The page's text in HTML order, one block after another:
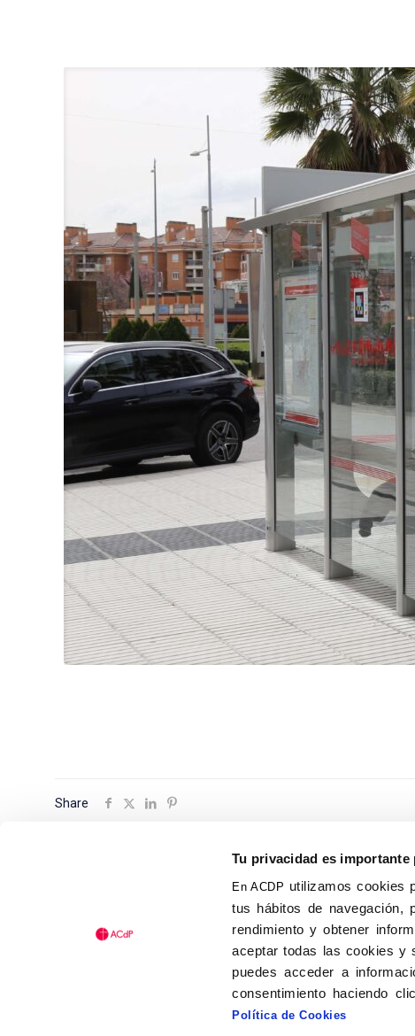
Tu privacidad es importante
En ACDP utilizamos cookies
tus hábitos de navegación,
rendimiento y obtener
aceptar todas las cookies y
puedes acceder a
consentimiento haciendo
Política de Cookies
Share
Calle Isaac Peral, 58 C.P.:
Tel (+34) 91 456 63 27
Fax: (+34) 91 535 19 98
acdp@acdp.es